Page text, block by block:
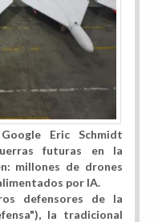
Eric Schmidt
futuras en la
millones de drones
por IA.
defensores de la
la tradicional